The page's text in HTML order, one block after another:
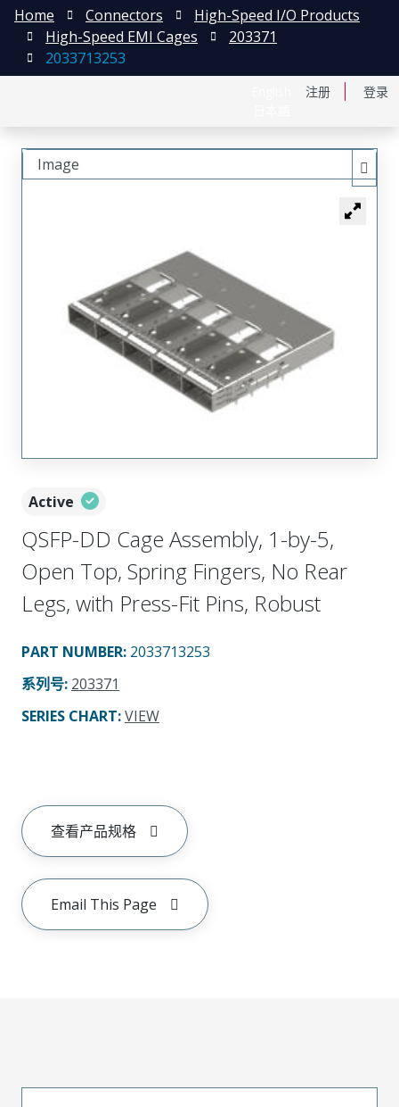
注册 登录
Home Connectors
High-Speed I/O Products
High-Speed EMI Cages
203371
2033713253
Active
QSFP-DD Cage Assembly, 1-by-5,
Open Top, Spring Fingers, No Rear
Legs, with Press-Fit Pins, Robust
PART NUMBER: 2033713253
系列号: 203371
SERIES CHART:VIEW
查看产品规格
Email This Page
Image